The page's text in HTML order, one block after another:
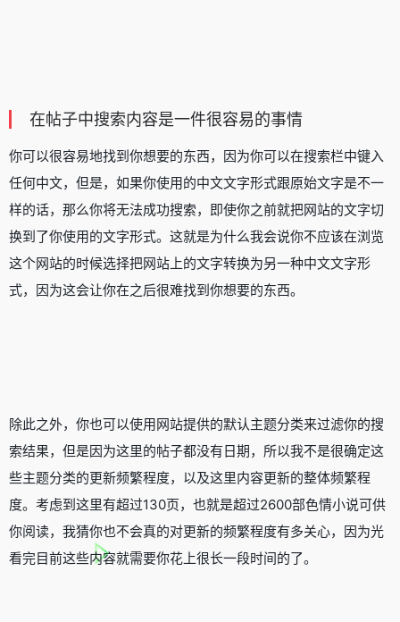
在帖子中搜索内容是一件很容易的事情
你可以很容易地找到你想要的东西，因为你可以在搜索栏中键入
任何中文，但是，如果你使用的中文文字形式跟原始文字是不一
样的话，那么你将无法成功搜索，即使你之前就把网站的文字切
换到了你使用的文字形式。这就是为什么我会说你不应该在浏览
这个网站的时候选择把网站上的文字转换为另一种中文文字形
式，因为这会让你在之后很难找到你想要的东西。
除此之外，你也可以使用网站提供的默认主题分类来过滤你的搜
索结果，但是因为这里的帖子都没有日期，所以我不是很确定这
些主题分类的更新频繁程度，以及这里内容更新的整体频繁程
度。考虑到这里有超过130页，也就是超过2600部色情小说可供
你阅读，我猜你也不会真的对更新的频繁程度有多关心，因为光
看完目前这些内容就需要你花上很长一段时间的了。